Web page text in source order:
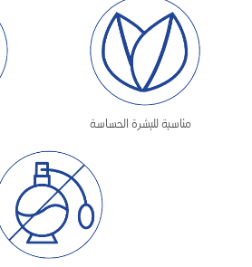
مناسبة للبشرة الحساسة